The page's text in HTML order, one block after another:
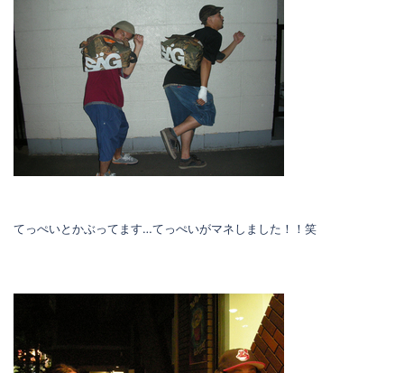
てっぺいとかぶってます…てっぺいがマネしました！！笑